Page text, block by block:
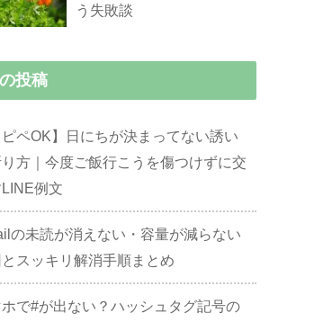
う失敗談
投稿
ピペOK】日にちが決まってない誘い
方｜今度ご飯行こうを傷つけずに交
例文
の未読が消えない・容量が減らない
とスッキリ解消手順まとめ
ホで#が出ない？ハッシュタグ記号の